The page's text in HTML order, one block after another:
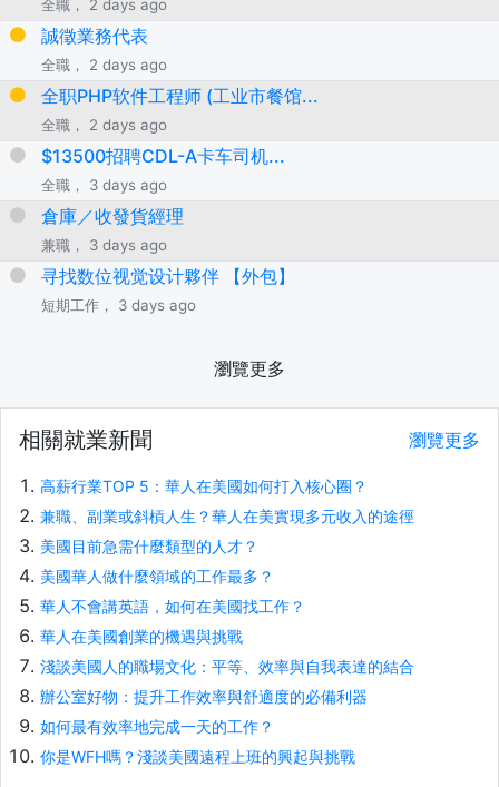
全職， 2 days ago
誠徵業務代表
全職， 2 days ago
全职PHP软件工程师 (工业市餐馆...
全職， 2 days ago
$13500招聘CDL-A卡车司机...
全職， 3 days ago
倉庫／收發貨經理
兼職， 3 days ago
寻找数位视觉设计夥伴 【外包】
短期工作， 3 days ago
瀏覽更多
相關就業新聞 瀏覽更多
高薪行業TOP 5：華人在美國如何打入核心圈？
兼職、副業或斜槓人生？華人在美實現多元收入的途徑
美國目前急需什麼類型的人才？
美國華人做什麼領域的工作最多？
華人不會講英語，如何在美國找工作？
華人在美國創業的機遇與挑戰
淺談美國人的職場文化：平等、效率與自我表達的結合
辦公室好物：提升工作效率與舒適度的必備利器
如何最有效率地完成一天的工作？
你是WFH嗎？淺談美國遠程上班的興起與挑戰